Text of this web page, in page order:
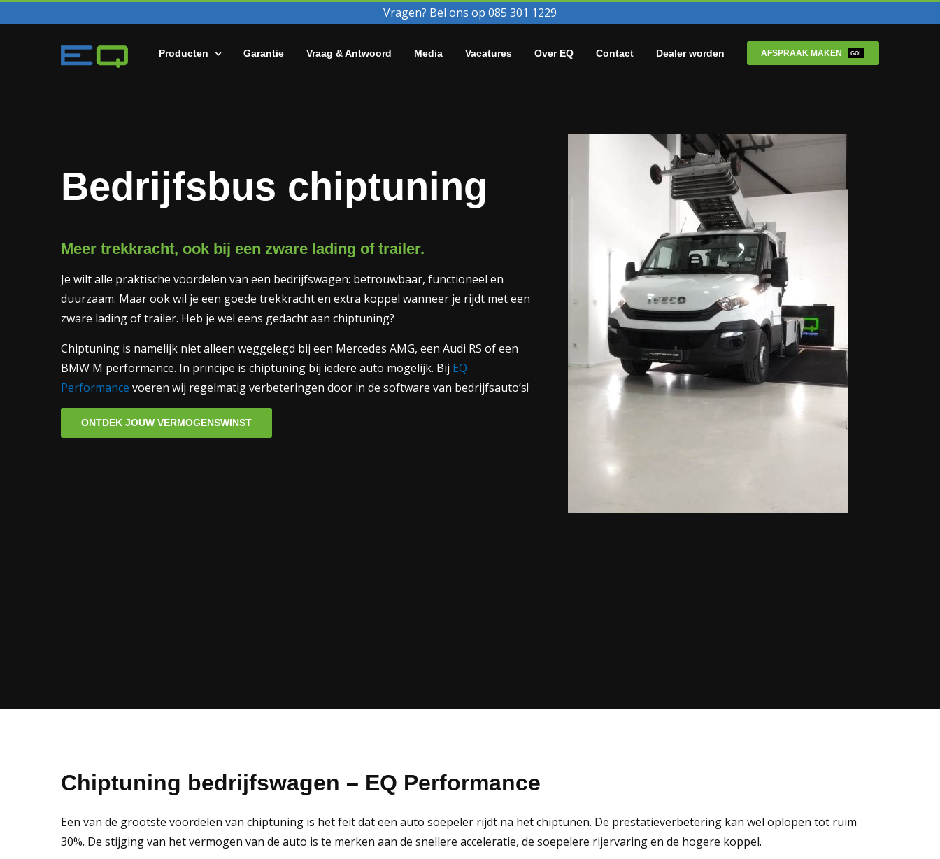
to
Vragen? Bel ons op 085 301 1229
Producten Garantie Vraag & Antwoord Media Vacatures Over EQ Contact Dealer worden AFSPRAAK MAKEN GO!
Bedrijfsbus chiptuning
Meer trekkracht, ook bij een zware lading of trailer.
Je wilt alle praktische voordelen van een bedrijfswagen: betrouwbaar, functioneel en
duurzaam. Maar ook wil je een goede trekkracht en extra koppel wanneer je rijdt met een
zware lading of trailer. Heb je wel eens gedacht aan chiptuning?
Chiptuning is namelijk niet alleen weggelegd bij een Mercedes AMG, een Audi RS of een
BMW M performance. In principe is chiptuning bij iedere auto mogelijk. Bij EQ
Performance voeren wij regelmatig verbeteringen door in de software van bedrijfsauto’s!
ONTDEK JOUW VERMOGENSWINST
Chiptuning bedrijfswagen – EQ Performance
Een van de grootste voordelen van chiptuning is het feit dat een auto soepeler rijdt na het chiptunen. De prestatieverbetering kan wel oplopen tot ruim
30%. De stijging van het vermogen van de auto is te merken aan de snellere acceleratie, de soepelere rijervaring en de hogere koppel.